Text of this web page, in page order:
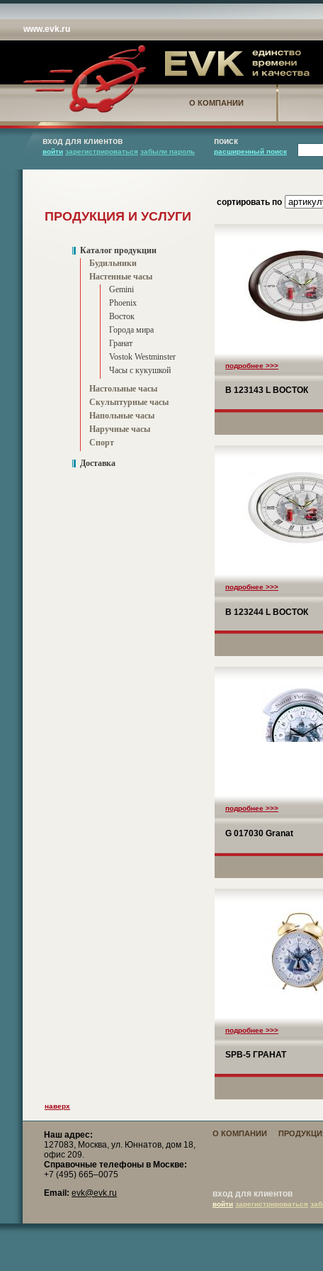
www.evk.ru
О КОМПАНИИ
вход для клиентов
войти зарегистрироваться забыли пароль
поиск
расширенный поиск
наверх
ПРОДУКЦИЯ И УСЛУГИ
Каталог продукции
Будильники
Настенные часы
Gemini
Phoenix
Восток
Города мира
Гранат
Vostok Westminster
Часы с кукушкой
Настольные часы
Скульптурные часы
Напольные часы
Наручные часы
Спорт
Доставка
сортировать по
подробнее >>>
B 123143 L ВОСТОК
подробнее >>>
B 123244 L ВОСТОК
подробнее >>>
G 017030 Granat
подробнее >>>
SPB-5 ГРАНАТ
Наш адрес:
127083, Москва, ул. Юннатов, дом 18,
офис 209.
Справочные телефоны в Москве:
+7 (495) 665–0075
Email: evk@evk.ru
О КОМПАНИИ
вход для клиентов
войти зарегистрироваться